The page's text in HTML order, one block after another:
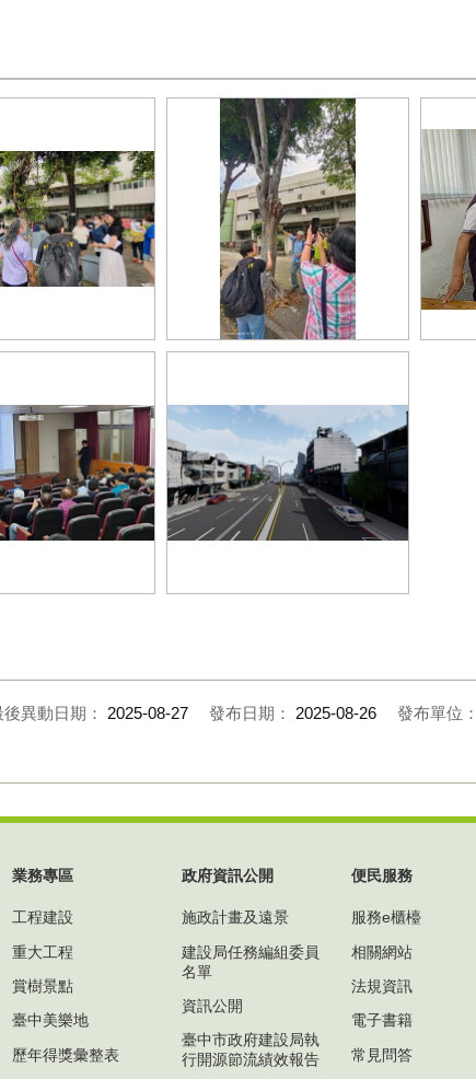
邀集地方學校、居
後異動日期： 2025-08-27 發布日期： 2025-08-26 發布單位：
業務專區
工程建設
重大工程
賞樹景點
臺中美樂地
歷年得獎彙整表
政府資訊公開
施政計畫及遠景
建設局任務編組委員
名單
資訊公開
臺中市政府建設局執
行開源節流績效報告
便民服務
服務e櫃檯
相關網站
法規資訊
電子書籍
常見問答